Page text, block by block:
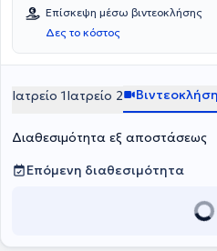
Επίσκεψη μέσω βιντεοκλήσης
Δες το κόστος
Ιατρείο 1Ιατρείο 2 Βιντεοκλήση
Διαθεσιμότητα εξ αποστάσεως
Επόμενη διαθεσιμότητα